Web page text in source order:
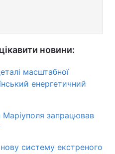
новини:
масштабної
енергетичний
запрацював
систему екстреного